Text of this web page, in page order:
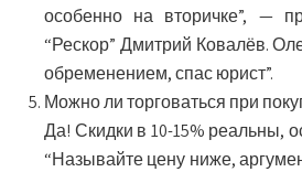
особенно на вторичке”, —
“Рескор” Дмитрий Ковалёв.
обременением, спас юрист”.
Можно ли торговаться при
Да! Скидки в 10-15% реальны,
“Называйте цену ниже,